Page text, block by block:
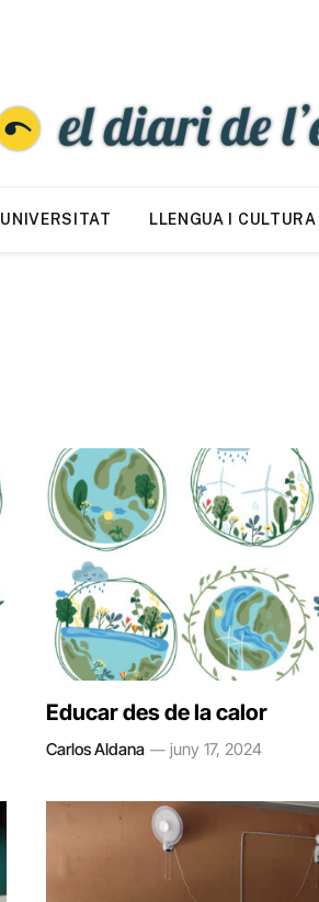
UNIVERSITAT LLENGUA I CULTURA
Educar des de la calor
Carlos Aldana juny 17, 2024